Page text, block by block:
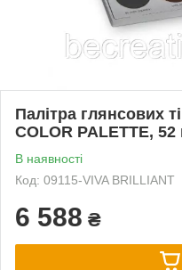
Палітра глянсових
COLOR PALETTE, 52
В наявності
Код: 09115-VIVA BRILLIANT
6 588 ₴